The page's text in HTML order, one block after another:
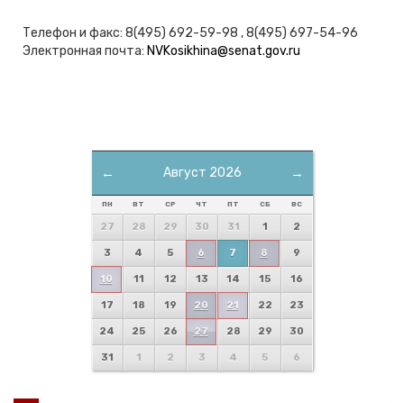
Телефон и факс: 8(495) 692-59-98 , 8(495) 697-54-96
Электронная почта: NVKosikhina@senat.gov.ru
← →
Август 2026
ПН ВТ СР ЧТ ПТ СБ ВС
27 28 29 30 31 1 2
3 4 5 6 7 8 9
10 11 12 13 14 15 16
17 18 19 20 21 22 23
24 25 26 27 28 29 30
31 1 2 3 4 5 6